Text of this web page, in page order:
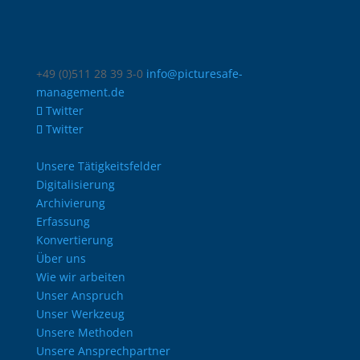
+49 (0)511 28 39 3-0 info@picturesafe-
management.de
Twitter
Twitter
Unsere Tätigkeitsfelder
Digitalisierung
Archivierung
Erfassung
Konvertierung
Über uns
Wie wir arbeiten
Unser Anspruch
Unser Werkzeug
Unsere Methoden
Unsere Ansprechpartner